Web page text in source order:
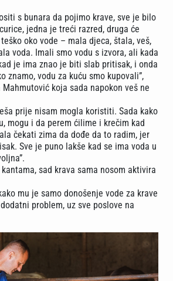
s bunara da pojimo krave, sve je bilo
jedna je treći razred, druga će
oko vode – mala djeca, štala, veš,
voda. Imali smo vodu s izvora, ali kada
je ima znao je biti slab pritisak, i onda
znamo, vodu za kuću smo kupovali”,
koja sada napokon veš ne
prije nisam mogla koristiti. Sada kako
mogu i da perem ćilime i krečim kad
čekati zima da dođe da to radim, jer
Sve je puno lakše kad se ima voda u
sad krava sama nosom aktivira
mu je samo donošenje vode za krave
problem, uz sve poslove na